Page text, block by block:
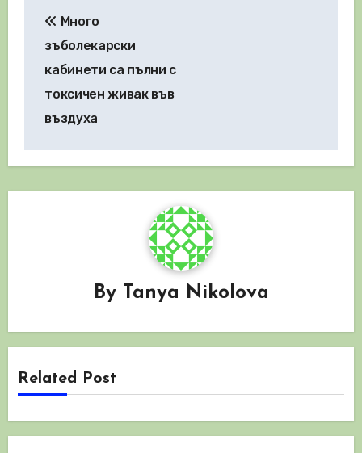
Много
зъболекарски
кабинети са пълни с
токсичен живак във
въздуха
By Tanya Nikolova
Related Post